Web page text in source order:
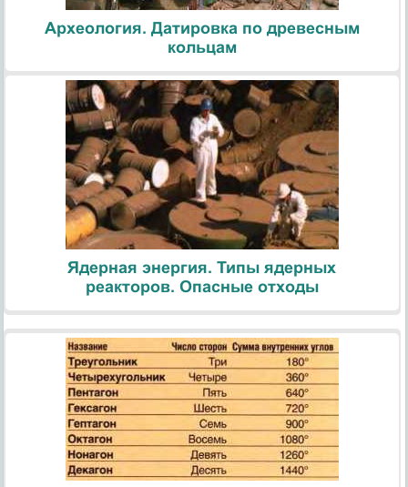
Археология. Датировка по древесным
кольцам
Ядерная энергия. Типы ядерных
реакторов. Опасные отходы